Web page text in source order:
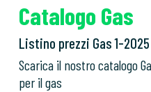
Catalogo Gas
Listino prezzi Gas 1-2025
Scarica il nostro catalogo
per il gas